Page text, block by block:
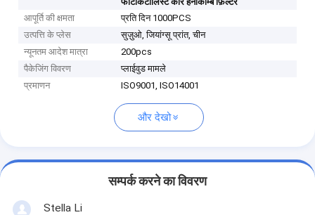
आपूर्ति की क्षमता
प्रति दिन 1000PCS
उत्पत्ति के प्लेस
सुज़ुओ, जियांग्सू प्रांत, चीन
न्यूनतम आदेश मात्रा
200pcs
पैकेजिंग विवरण
प्लाईवुड मामले
प्रमाणन
ISO9001, ISO14001
और देखो
सम्पर्क करने का विवरण
Stella Li